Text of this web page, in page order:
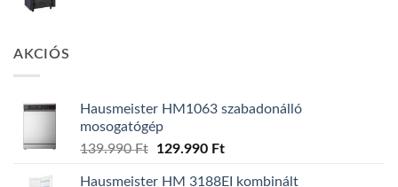
AKCIÓS
Hausmeister HM1063 szabadonálló
mosogatógép
139.990Ft
Original
129.990 FtCurrent
Hausmeister HM 3188EI kombinált